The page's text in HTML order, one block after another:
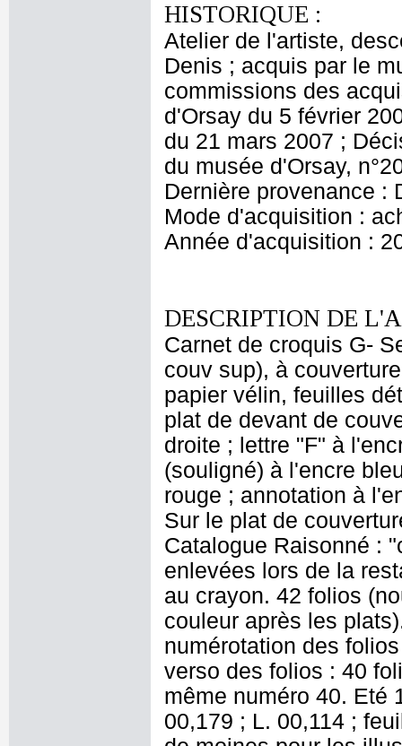
HISTORIQUE :
Atelier de l'artiste,
Denis ; acquis par le
commissions des
d'Orsay du 5 février
du 21 mars 2007 ;
du musée d'Orsay,
Dernière provenance :
Mode d'acquisition :
Année d'acquisition :
DESCRIPTION DE
Carnet de croquis G-
couv sup), à
papier vélin, feuilles
plat de devant de
droite ; lettre "F" à
(souligné) à l'encre
rouge ; annotation à
Sur le plat de
Catalogue Raisonné :
enlevées lors de la
au crayon. 42 folios
couleur après les
numérotation des
verso des folios : 40
même numéro 40. Eté
00,179 ; L. 00,114 ;